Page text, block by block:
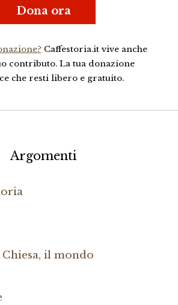
Dona ora
Caffestoria.it vive anche
contributo. La tua donazione
che resti libero e gratuito.
Argomenti
Chiesa, il mondo